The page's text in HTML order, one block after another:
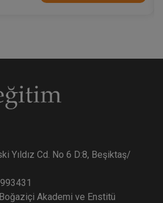
Yıldız Cd. No 6 D:8, Beşiktaş/
Akademi ve Enstitü